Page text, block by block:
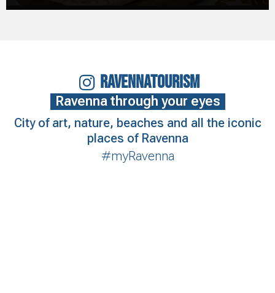
RAVENNATOURISM
Ravenna through your eyes
City of art, nature, beaches and all the iconic
places of Ravenna
#myRavenna